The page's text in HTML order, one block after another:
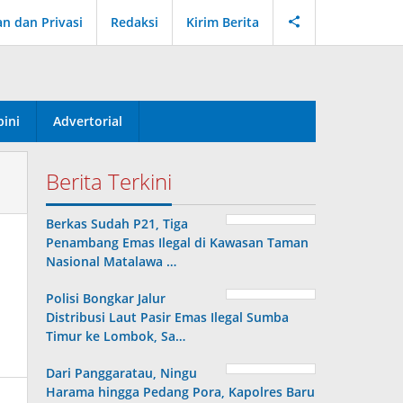
dan Privasi Redaksi Kirim Berita
Advertorial
Berita Terkini
Berkas Sudah P21, Tiga
Penambang Emas Ilegal di Kawasan Taman
Nasional Matalawa …
Polisi Bongkar Jalur
Distribusi Laut Pasir Emas Ilegal Sumba
Timur ke Lombok, Sa…
Dari Panggaratau, Ningu
Harama hingga Pedang Pora, Kapolres Baru